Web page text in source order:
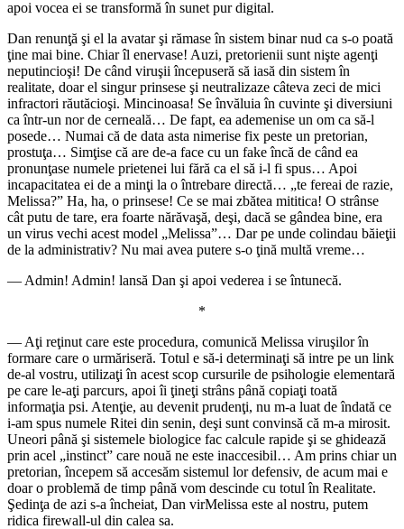
apoi vocea ei se transformă în sunet pur digital.
Dan renunţă şi el la avatar şi rămase în sistem binar nud ca s-o poată
ţine mai bine. Chiar îl enervase! Auzi, pretorienii sunt nişte agenţi
neputincioşi! De când viruşii începuseră să iasă din sistem în
realitate, doar el singur prinsese şi neutralizaze câteva zeci de mici
infractori răutăcioşi. Mincinoasa! Se învăluia în cuvinte şi diversiuni
ca într-un nor de cerneală… De fapt, ea ademenise un om ca să-l
posede… Numai că de data asta nimerise fix peste un pretorian,
prostuţa… Simţise că are de-a face cu un fake încă de când ea
pronunţase numele prietenei lui fără ca el să i-l fi spus… Apoi
incapacitatea ei de a minţi la o întrebare directă… „te fereai de razie,
Melissa?” Ha, ha, o prinsese! Ce se mai zbătea mititica! O strânse
cât putu de tare, era foarte nărăvaşă, deşi, dacă se gândea bine, era
un virus vechi acest model „Melissa”… Dar pe unde colindau băieţii
de la administrativ? Nu mai avea putere s-o ţină multă vreme…
― Admin! Admin! lansă Dan şi apoi vederea i se întunecă.
*
― Aţi reţinut care este procedura, comunică Melissa viruşilor în
formare care o urmăriseră. Totul e să-i determinaţi să intre pe un link
de-al vostru, utilizaţi în acest scop cursurile de psihologie elementară
pe care le-aţi parcurs, apoi îi ţineţi strâns până copiaţi toată
informaţia psi. Atenţie, au devenit prudenţi, nu m-a luat de îndată ce
i-am spus numele Ritei din senin, deşi sunt convinsă că m-a mirosit.
Uneori până şi sistemele biologice fac calcule rapide şi se ghidează
prin acel „instinct” care nouă ne este inaccesibil… Am prins chiar un
pretorian, începem să accesăm sistemul lor defensiv, de acum mai e
doar o problemă de timp până vom descinde cu totul în Realitate.
Şedinţa de azi s-a încheiat, Dan virMelissa este al nostru, putem
ridica firewall-ul din calea sa.